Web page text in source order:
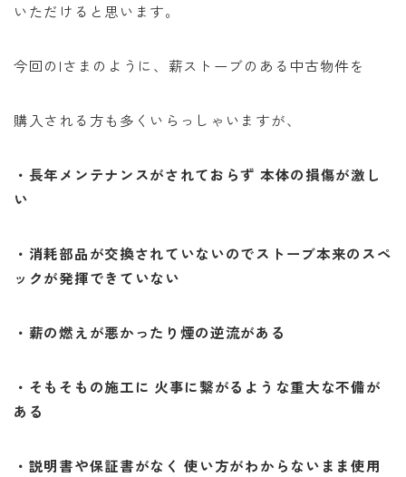
いただけると思います。
今回のIさまのように、薪ストーブのある中古物件を
購入される方も多くいらっしゃいますが、
・長年メンテナンスがされておらず 本体の損傷が激し
い
・消耗部品が交換されていないのでストーブ本来のスペ
ックが発揮できていない
・薪の燃えが悪かったり煙の逆流がある
・そもそもの施工に 火事に繋がるような重大な不備が
ある
・説明書や保証書がなく 使い方がわからないまま使用